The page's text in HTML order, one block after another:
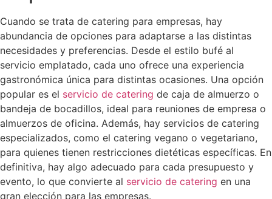
Cuando se trata de catering para empresas, hay
abundancia de opciones para adaptarse a las distintas
necesidades y preferencias. Desde el estilo bufé al
servicio emplatado, cada uno ofrece una experiencia
gastronómica única para distintas ocasiones. Una opción
popular es el servicio de catering de caja de almuerzo o
bandeja de bocadillos, ideal para reuniones de empresa o
almuerzos de oficina. Además, hay servicios de catering
especializados, como el catering vegano o vegetariano,
para quienes tienen restricciones dietéticas específicas. En
definitiva, hay algo adecuado para cada presupuesto y
evento, lo que convierte al servicio de catering en una
gran elección para las empresas.